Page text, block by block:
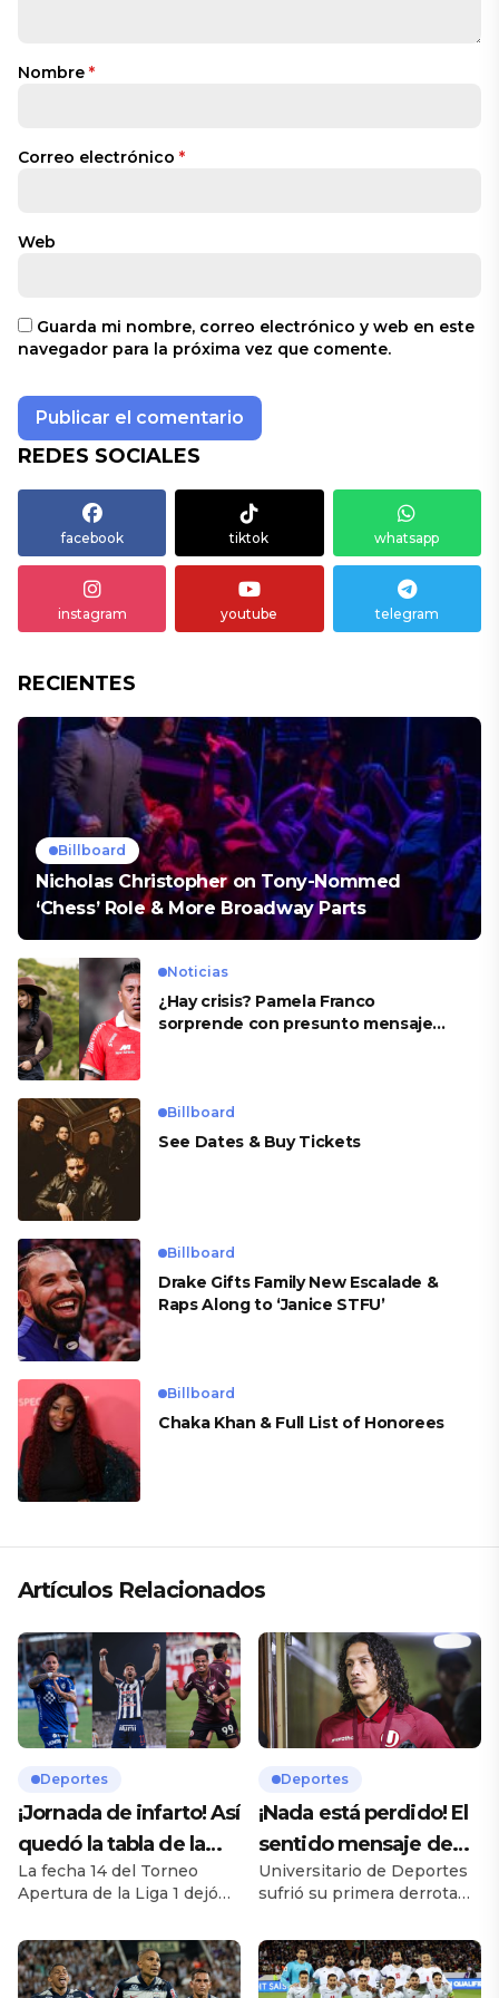
Nombre *
Correo electrónico *
Web
Guarda mi nombre, correo electrónico y web en este
navegador para la próxima vez que comente.
REDES SOCIALES
facebook tiktok whatsapp
instagram youtube telegram
RECIENTES
Billboard
Nicholas Christopher on Tony-Nommed
‘Chess’ Role & More Broadway Parts
Noticias
¿Hay crisis? Pamela Franco
sorprende con presunto mensaje
Billboard
See Dates & Buy Tickets
Billboard
Drake Gifts Family New Escalade &
Raps Along to ‘Janice STFU’
Billboard
Chaka Khan & Full List of Honorees
Artículos Relacionados
Deportes
¡Jornada de infarto! Así
quedó la tabla de la
Liga 1 2026 tras la
fecha 14
La fecha 14 del Torneo
Apertura de la Liga 1 dejó
emociones, resultados
inesperados y una intensa
pelea por el liderato del
Deportes
¡Nada está perdido! El
sentido mensaje de
Riveros a la hinchada
tras la caída de la ‘U’ en
Andahuaylas
Universitario de Deportes
sufrió su primera derrota
caer 3-1 frente a Los
Chankas el pasado
domingo, en el marco de la